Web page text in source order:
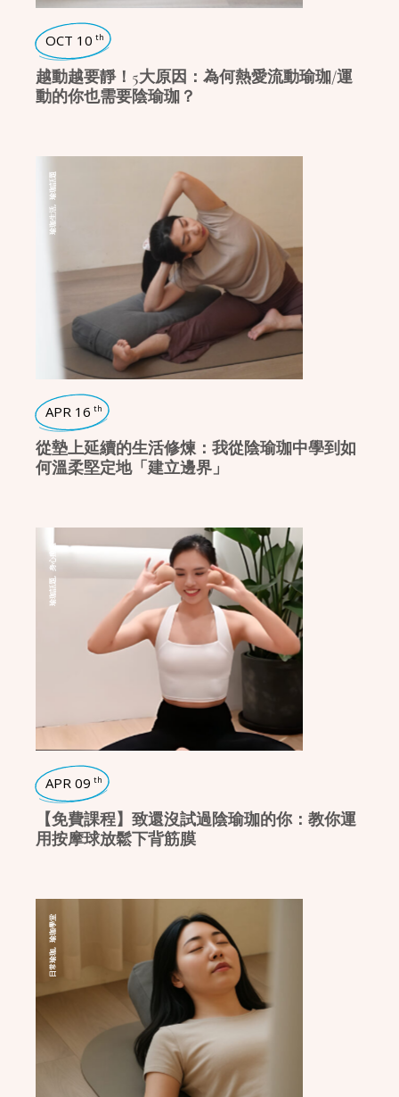
OCT 10 th
越動越要靜！5大原因：為何熱愛流動瑜珈/運
動的你也需要陰瑜珈？
瑜珈生活
瑜珈話題
APR 16 th
從墊上延續的生活修煉：我從陰瑜珈中學到如
何溫柔堅定地「建立邊界」
瑜珈話題
身心療癒
APR 09 th
【免費課程】致還沒試過陰瑜珈的你：教你運
用按摩球放鬆下背筋膜
日常瑜珈
瑜珈學堂